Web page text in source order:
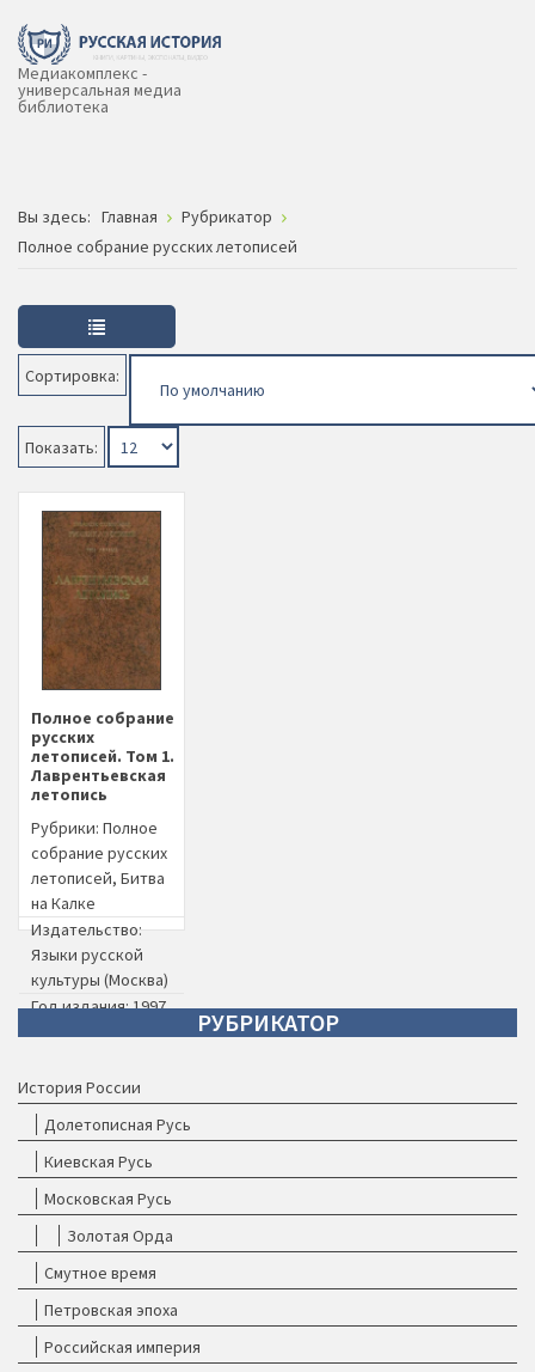
Медиакомплекс -
универсальная медиа
библиотека
Вы здесь: Главная
Рубрикатор
Полное собрание русских летописей
Сортировка:
Показать:
Полное собрание
русских
летописей. Том 1.
Лаврентьевская
летопись
Рубрики: Полное
собрание русских
летописей, Битва
на Калке
Издательство:
Языки русской
культуры (Москва)
Год издания: 1997
РУБРИКАТОР
История России
Долетописная Русь
Киевская Русь
Московская Русь
Золотая Орда
Смутное время
Петровская эпоха
Российская империя